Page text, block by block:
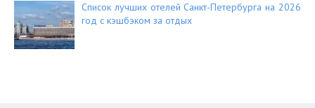
Список лучших отелей Санкт-Петербурга на 2026
год с кэшбэком за отдых